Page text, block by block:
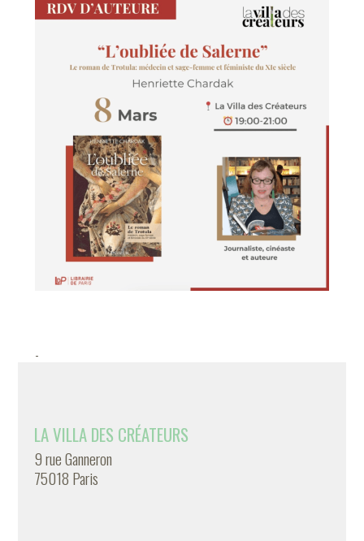
-
LA VILLA DES CRÉATEURS
9 rue Ganneron
75018 Paris